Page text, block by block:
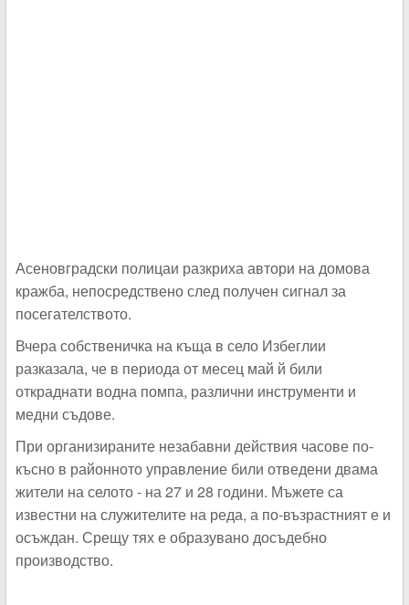
Асеновградски полицаи разкриха автори на домова
кражба, непосредствено след получен сигнал за
посегателството.
Вчера собственичка на къща в село Избеглии
разказала, че в периода от месец май й били
откраднати водна помпа, различни инструменти и
медни съдове.
При организираните незабавни действия часове по-
късно в районното управление били отведени двама
жители на селото - на 27 и 28 години. Мъжете са
известни на служителите на реда, а по-възрастният е и
осъждан. Срещу тях е образувано досъдебно
производство.